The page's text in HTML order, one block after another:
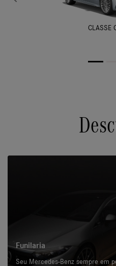
CLASSE
Funilaria
Seu Mercedes-Benz sempre em